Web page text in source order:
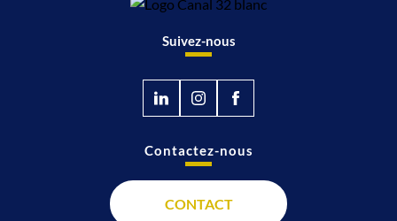
Suivez-nous
Contactez-nous
CONTACT